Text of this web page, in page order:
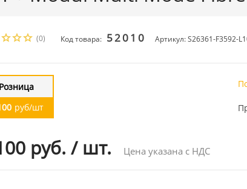
(0) Код товара: 52010 Артикул: S26361-F3592-
Розница
руб/шт
руб. / шт. Цена указана с НДС